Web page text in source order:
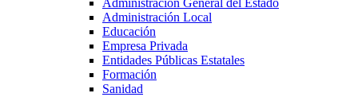
Administración General del Estado
Administración Local
Educación
Empresa Privada
Entidades Públicas Estatales
Formación
Sanidad